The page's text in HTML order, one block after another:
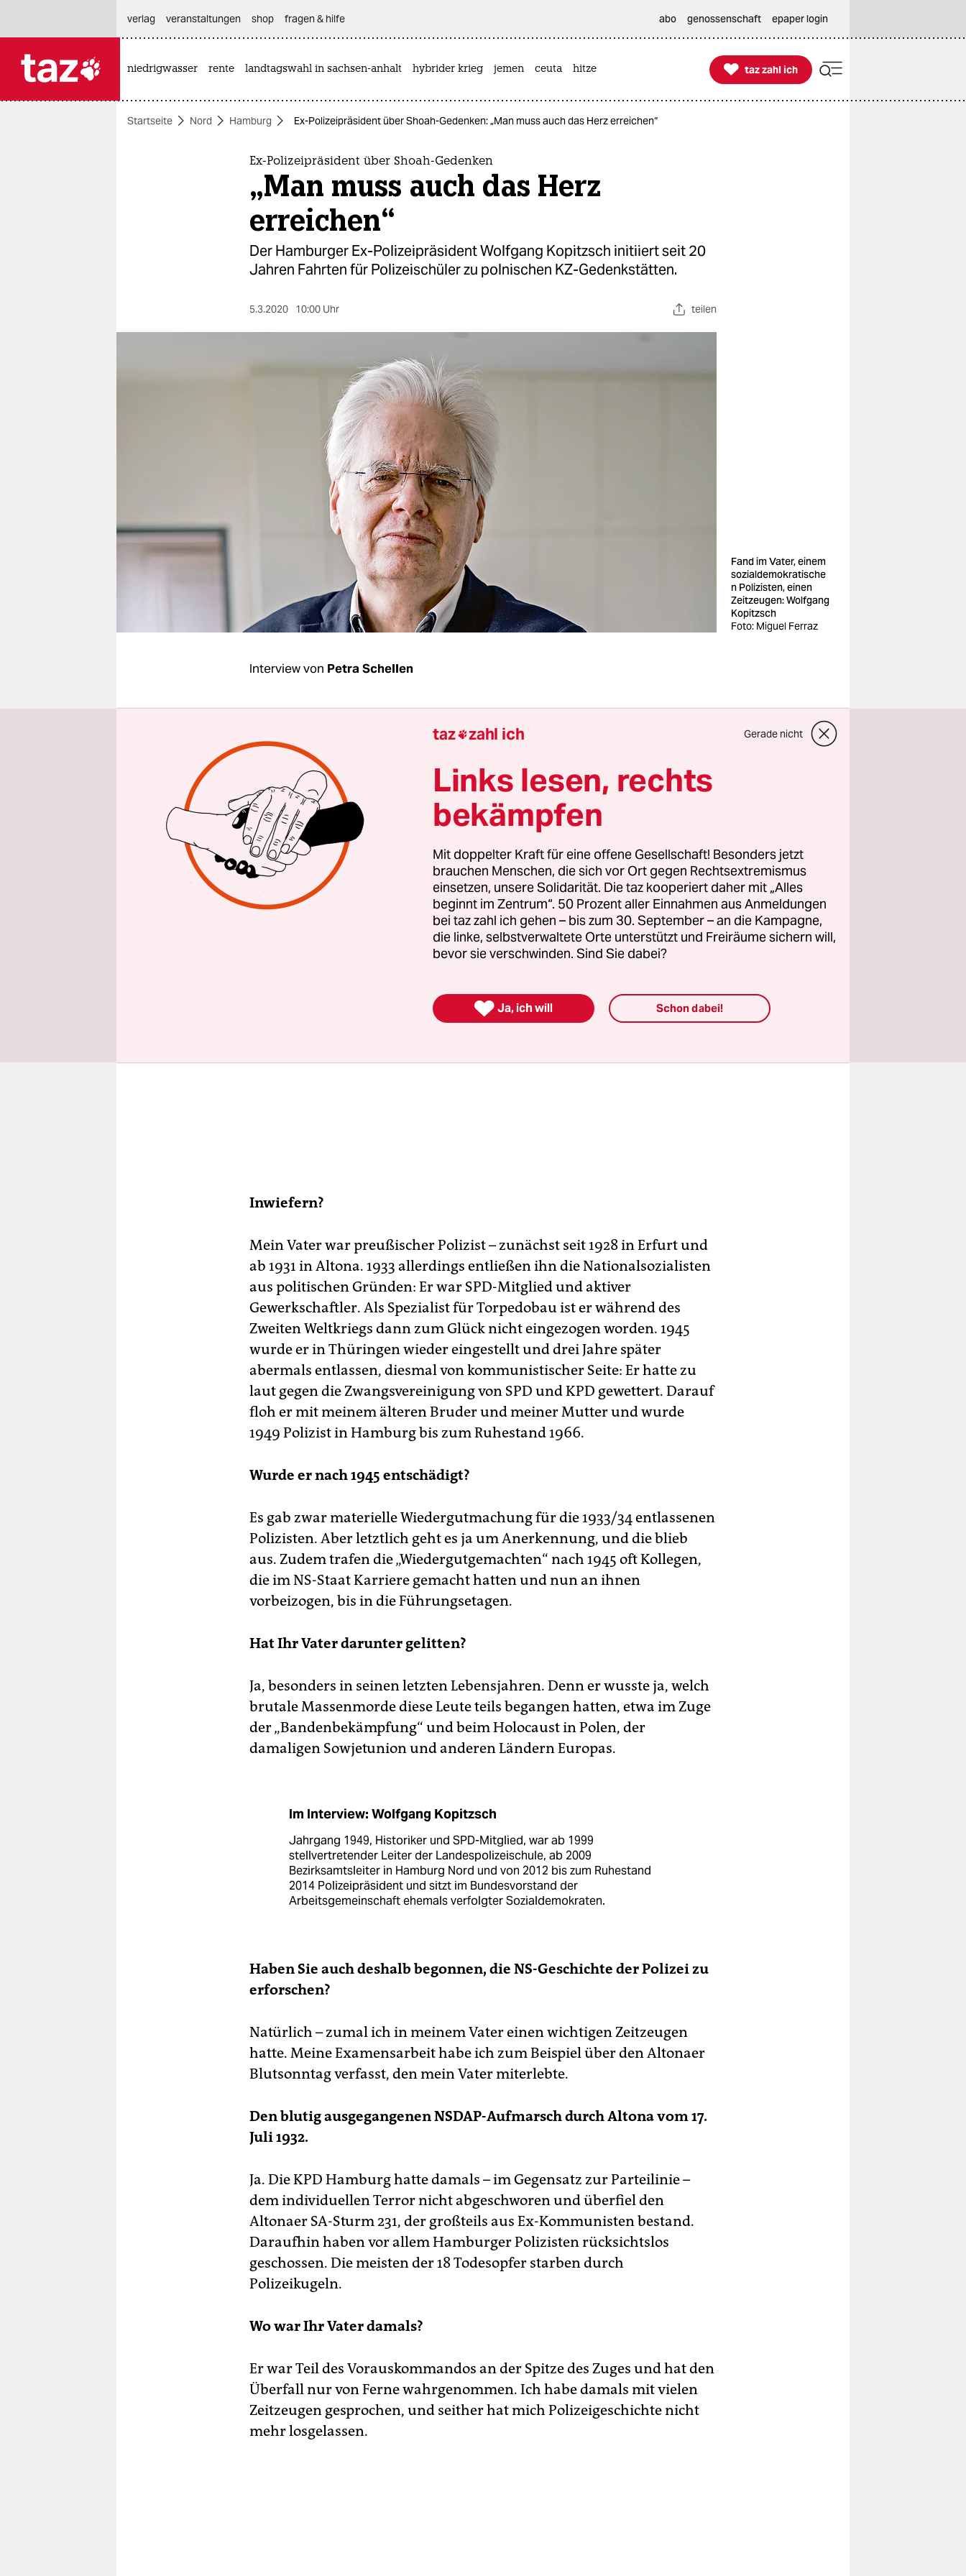
themen
fragen & hilfe
unterstützen
verlag
veranstaltungen shop fragen & hilfe abo genossenschaft epaper login
niedrigwasser rente landtagswahl in sachsen-anhalt hybrider krieg jemen ceuta hitze 
taz zahl ich
taz zahl ich
Startseite Nord Hamburg Ex-Polizeipräsident über Shoah-Gedenken: „Man muss auch das Herz erreichen“
Ex-Polizeipräsident über Shoah-Gedenken
„Man muss auch das Herz
erreichen“
Der Hamburger Ex-Polizeipräsident Wolfgang Kopitzsch initiiert seit 20
Jahren Fahrten für Polizeischüler zu polnischen KZ-Gedenkstätten.
5.3.2020 10:00 Uhr teilen
Fand im Vater, einem
sozialdemokratische
n Polizisten, einen
Zeitzeugen: Wolfgang
Kopitzsch
Foto: Miguel Ferraz
Interview von Petra Schellen
taz: Herr Kopitzsch, warum sind Sie als Historiker zur Polizei
Wolfgang Kopitzsch:
Als ich 1978 mein Staatsexamen ablegte,
herrschte Einstellungs-stopp für Lehrer. Ich erhielt dann einen
Forschungsauftrag der Gewerkschaft Erziehung und Wissenschaft, um
deren Nachkriegsgeschichte zu recherchieren. Bald darauf fragte mich
die Schulbehörde, ob ich an der Landespolizeischule Politik, Staats-
und Verfassungsrecht sowie Deutsch lehren wolle. Das hat mich
interessiert – zumal mir die Polizei seit Kindesbeinen vertraut war.
Inwiefern?
Mein Vater war preußischer Polizist – zunächst seit 1928 in Erfurt und
ab 1931 in Altona. 1933 allerdings entließen ihn die Nationalsozialisten
aus politischen Gründen: Er war SPD-Mitglied und aktiver
Gewerkschaftler. Als Spezialist für Torpedobau ist er während des
Zweiten Weltkriegs dann zum Glück nicht eingezogen worden. 1945
wurde er in Thüringen wieder eingestellt und drei Jahre später
abermals entlassen, diesmal von kommunistischer Seite: Er hatte zu
laut gegen die Zwangsvereinigung von SPD und KPD gewettert. Darauf
floh er mit meinem älteren Bruder und meiner Mutter und wurde
1949 Polizist in Hamburg bis zum Ruhestand 1966.
Wurde er nach 1945 entschädigt?
Es gab zwar materielle Wiedergutmachung für die 1933/34 entlassenen
Polizisten. Aber letztlich geht es ja um Anerkennung, und die blieb
aus. Zudem trafen die „Wiedergutgemachten“ nach 1945 oft Kollegen,
die im NS-Staat Karriere gemacht hatten und nun an ihnen
vorbeizogen, bis in die Führungsetagen.
Hat Ihr Vater darunter gelitten?
Ja, besonders in seinen letzten Lebensjahren. Denn er wusste ja, welch
brutale Massenmorde diese Leute teils begangen hatten, etwa im Zuge
der „Bandenbekämpfung“ und beim Holocaust in Polen, der
damaligen Sowjetunion und anderen Ländern Europas.
Im Interview: Wolfgang Kopitzsch
Jahrgang 1949, Historiker und SPD-Mitglied, war ab 1999
stellvertretender Leiter der Landespolizeischule, ab 2009
Bezirksamtsleiter in Hamburg Nord und von 2012 bis zum Ruhestand
2014 Polizeipräsident und sitzt im Bundesvorstand der
Arbeitsgemeinschaft ehemals verfolgter Sozialdemokraten.
Haben Sie auch deshalb begonnen, die NS-Geschichte der Polizei zu
erforschen?
Natürlich – zumal ich in meinem Vater einen wichtigen Zeitzeugen
hatte. Meine Examensarbeit habe ich zum Beispiel über den Altonaer
Blutsonntag verfasst, den mein Vater miterlebte.
Den blutig ausgegangenen NSDAP-Aufmarsch durch Altona vom 17.
Juli 1932.
Ja. Die KPD Hamburg hatte damals – im Gegensatz zur Parteilinie –
dem individuellen Terror nicht abgeschworen und überfiel den
Altonaer SA-Sturm 231, der großteils aus Ex-Kommunisten bestand.
Daraufhin haben vor allem Hamburger Polizisten rücksichtslos
geschossen. Die meisten der 18 Todesopfer starben durch
Polizeikugeln.
Wo war Ihr Vater damals?
Er war Teil des Vorauskommandos an der Spitze des Zuges und hat den
Überfall nur von Ferne wahrgenommen. Ich habe damals mit vielen
Zeitzeugen gesprochen, und seither hat mich Polizeigeschichte nicht
mehr losgelassen.
taz zahl ich Gerade nicht
Links lesen, rechts
bekämpfen
Mit doppelter Kraft für eine offene Gesellschaft! Besonders jetzt
brauchen Menschen, die sich vor Ort gegen Rechtsextremismus
einsetzen, unsere Solidarität. Die taz kooperiert daher mit „Alles
beginnt im Zentrum“. 50 Prozent aller Einnahmen aus Anmeldungen
bei taz zahl ich gehen – bis zum 30. September – an die Kampagne,
die linke, selbstverwaltete Orte unterstützt und Freiräume sichern will,
bevor sie verschwinden. Sind Sie dabei?
 Ja, ich will Schon dabei!